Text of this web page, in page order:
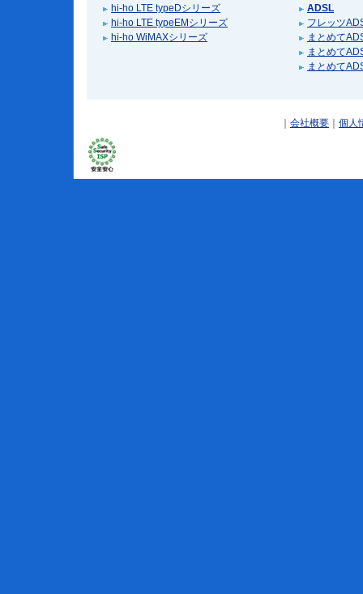
hi-ho LTE typeDシリーズ
hi-ho LTE typeEMシリーズ
hi-ho WiMAXシリーズ
ADSL
フレッツ
まとめて
まとめて
まとめて
会社概要 個人